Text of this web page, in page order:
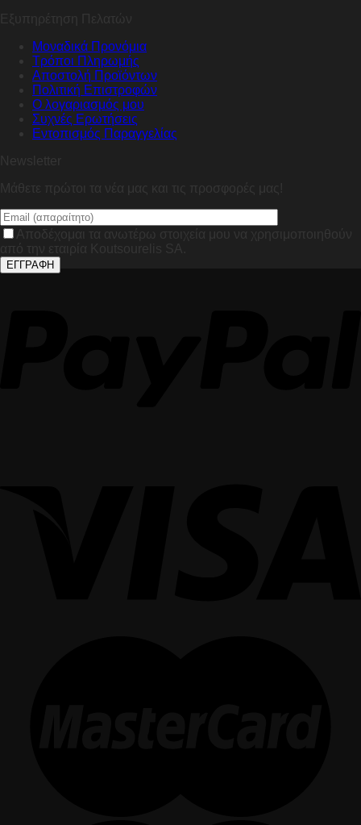
Εξυπηρέτηση Πελατών
Μοναδικά Προνόμια
Τρόποι Πληρωμής
Αποστολή Προϊόντων
Πολιτική Επιστροφών
Ο λογαριασμός μου
Συχνές Ερωτήσεις
Εντοπισμός Παραγγελίας
Newsletter
Μάθετε πρώτοι τα νέα μας και τις προσφορές μας!
Αποδέχομαι τα ανωτέρω στοιχεία μου να χρησιμοποιηθούν
από την εταιρία Koutsourelis SA.